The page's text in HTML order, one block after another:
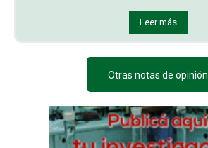
Leer más
Otras notas de opinión